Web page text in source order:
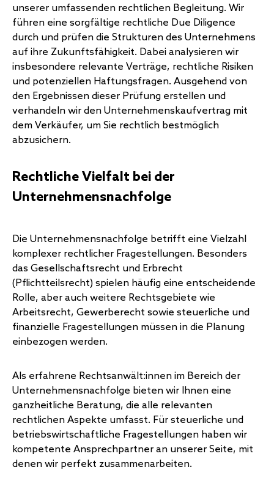
unserer umfassenden rechtlichen Begleitung. Wir
führen eine sorgfältige rechtliche Due Diligence
durch und prüfen die Strukturen des Unternehmens
auf ihre Zukunftsfähigkeit. Dabei analysieren wir
insbesondere relevante Verträge, rechtliche Risiken
und potenziellen Haftungsfragen. Ausgehend von
den Ergebnissen dieser Prüfung erstellen und
verhandeln wir den Unternehmenskaufvertrag mit
dem Verkäufer, um Sie rechtlich bestmöglich
abzusichern.
Rechtliche Vielfalt bei der
Unternehmensnachfolge
Die Unternehmensnachfolge betrifft eine Vielzahl
komplexer rechtlicher Fragestellungen. Besonders
das Gesellschaftsrecht und Erbrecht
(Pflichtteilsrecht) spielen häufig eine entscheidende
Rolle, aber auch weitere Rechtsgebiete wie
Arbeitsrecht, Gewerberecht sowie steuerliche und
finanzielle Fragestellungen müssen in die Planung
einbezogen werden.
Als erfahrene Rechtsanwält:innen im Bereich der
Unternehmensnachfolge bieten wir Ihnen eine
ganzheitliche Beratung, die alle relevanten
rechtlichen Aspekte umfasst. Für steuerliche und
betriebswirtschaftliche Fragestellungen haben wir
kompetente Ansprechpartner an unserer Seite, mit
denen wir perfekt zusammenarbeiten.